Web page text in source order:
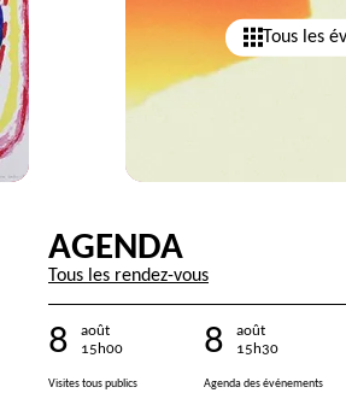
Tous les
AGENDA
Tous les rendez-vous
8
août
15 h00
Visites tous publics
8
août
15 h30
Agenda des événements